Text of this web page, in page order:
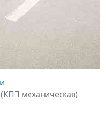
механическая)